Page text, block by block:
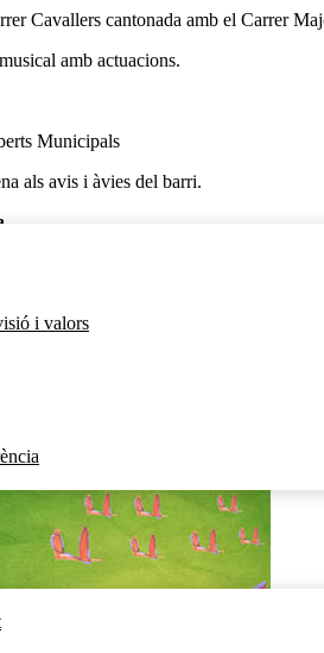
i valors
Cavallers cantonada amb el Carrer
amb actuacions.
Municipals
als avis i àvies del barri.
als Centres Oberts Municipals, al
d’Acció Social i Ciutadania